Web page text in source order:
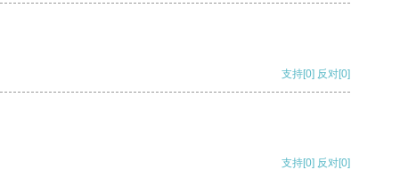
支持[0] 反对[0]
支持[0] 反对[0]